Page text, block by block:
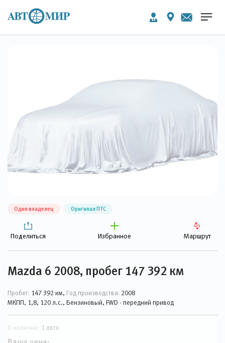
Один владелец Оригинал ПТС
Поделиться Избранное Маршрут
Mazda 6 2008, пробег 147 392 км
Пробег: 147 392 км, Год производства: 2008
МКПП, 1,8, 120 л.с., Бензиновый, FWD - передний привод
В наличии: 1 авто